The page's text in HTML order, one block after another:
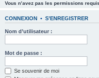
Vous n’avez pas les permissions
CONNEXION • S’ENREGISTRER
Nom d’utilisateur :
Mot de passe :
Se souvenir de moi